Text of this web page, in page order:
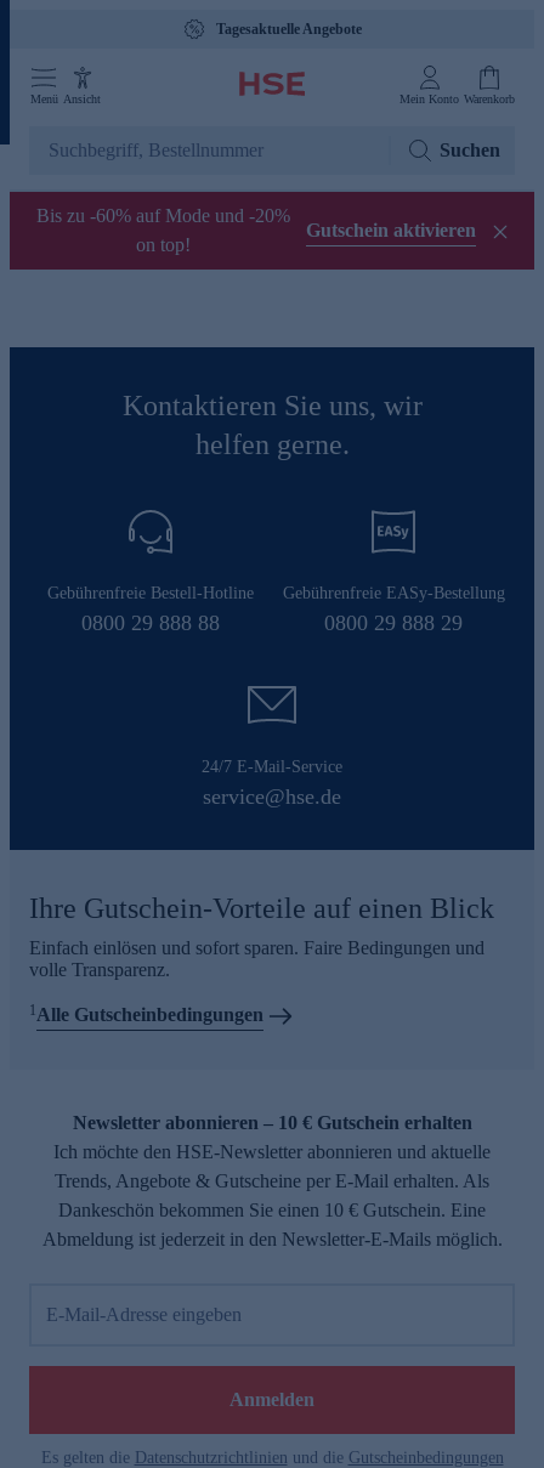
Tagesaktuelle Angebote
Menü Ansicht Mein Konto Warenkorb
Suchen
Bis zu -60% auf Mode und -20%
on top!
Gutschein aktivieren
Kontaktieren Sie uns, wir
helfen gerne.
Gebührenfreie Bestell-Hotline
0800 29 888 88
Gebührenfreie EASy-Bestellung
0800 29 888 29
24/7 E-Mail-Service
service@hse.de
Ihre Gutschein-Vorteile auf einen Blick
Einfach einlösen und sofort sparen. Faire Bedingungen und
volle Transparenz.
1Alle Gutscheinbedingungen
Newsletter abonnieren – 10 € Gutschein erhalten
Ich möchte den HSE-Newsletter abonnieren und aktuelle
Trends, Angebote & Gutscheine per E-Mail erhalten. Als
Dankeschön bekommen Sie einen 10 € Gutschein. Eine
Abmeldung ist jederzeit in den Newsletter-E-Mails möglich.
E-Mail-Adresse eingeben
Anmelden
Es gelten die Datenschutzrichtlinien und die Gutscheinbedingungen